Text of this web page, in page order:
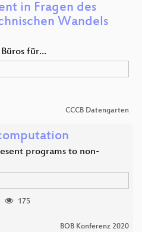
in Fragen des
Wandels
für…
CCCB Datengarten
programs to non-
175
BOB Konferenz 2020